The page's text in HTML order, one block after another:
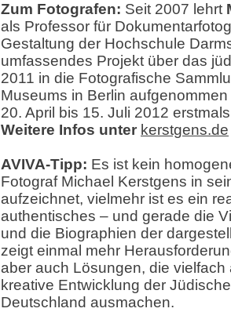
Zum Fotografen: Seit 2007 lehrt
als Professor für
Gestaltung der Hochschule
umfassendes Projekt über das
2011 in die Fotografische
Museums in Berlin
20. April bis 15. Juli 2012
Weitere Infos unter kerstgens.de
AVIVA-Tipp: Es ist kein
Fotograf Michael Kerstgens in
aufzeichnet, vielmehr ist es ein
authentisches – und gerade die
und die Biographien der
zeigt einmal mehr
aber auch Lösungen, die
kreative Entwicklung der
Deutschland ausmachen.